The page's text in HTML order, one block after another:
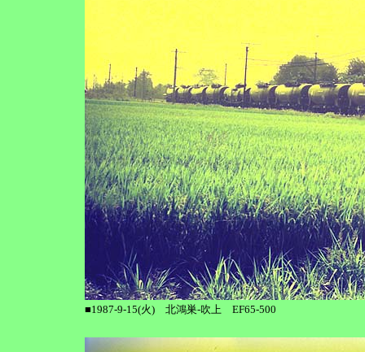
■1987-9-15(火) 北鴻巣-吹上 EF65-500